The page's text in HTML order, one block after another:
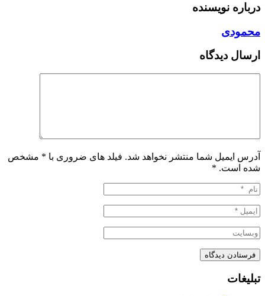
درباره نویسنده
محمودی
ارسال دیدگاه
آدرس ایمیل شما منتشر نخواهد شد. فیلد های ضروری با * مشخص
شده است. *
تبلیغات